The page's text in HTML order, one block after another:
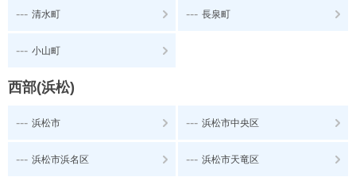
--- 清水町 --- 長泉町
--- 小山町
西部(浜松)
--- 浜松市 --- 浜松市中央区
--- 浜松市浜名区 --- 浜松市天竜区